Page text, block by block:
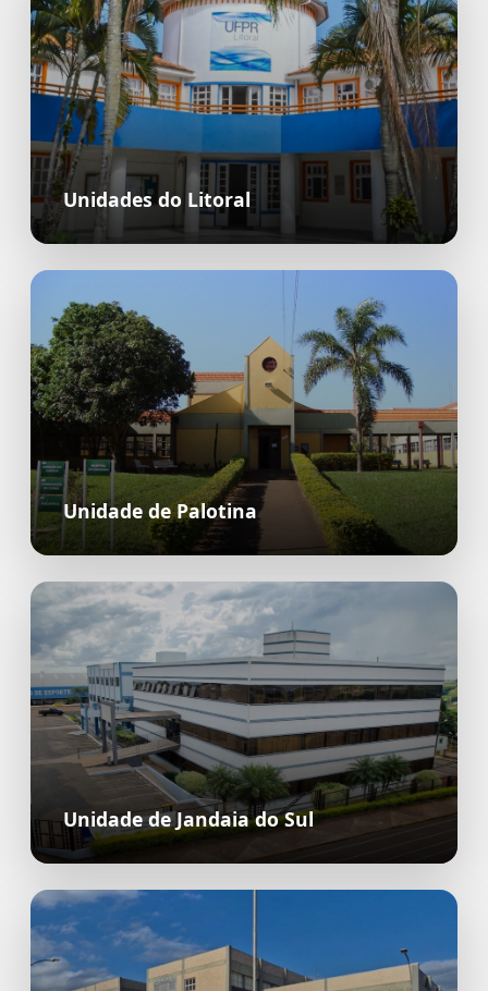
Unidades do Litoral
Unidade de Palotina
Unidade de Jandaia do Sul